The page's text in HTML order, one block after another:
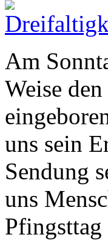
Am
Weise
uns sein
Sendung
uns